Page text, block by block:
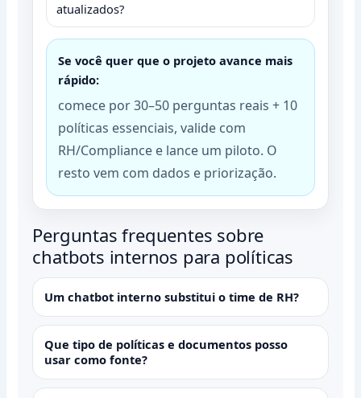
atualizados?
Se você quer que o projeto avance mais
rápido:
comece por 30–50 perguntas reais + 10
políticas essenciais, valide com
RH/Compliance e lance um piloto. O
resto vem com dados e priorização.
Perguntas frequentes sobre
chatbots internos para políticas
Um chatbot interno substitui o time de RH?
Que tipo de políticas e documentos posso
usar como fonte?